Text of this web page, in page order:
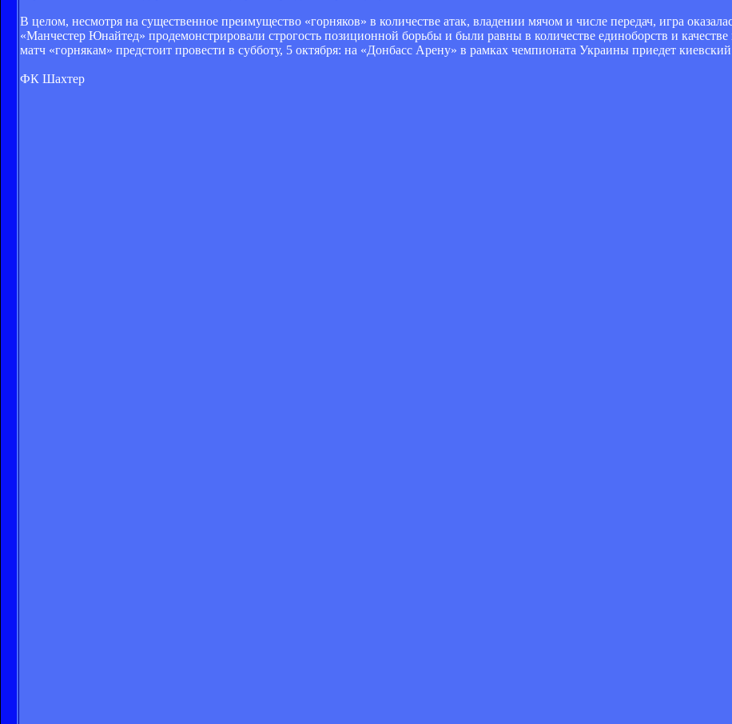
В целом, несмотря на существенное преимущество «горняков» в количестве атак, владении мячом и числе передач, игра
«Манчестер Юнайтед» продемонстрировали строгость позиционной борьбы и были равны в количестве единоборств и
матч «горнякам» предстоит провести в субботу, 5 октября: на «Донбасс Арену» в рамках чемпионата Украины приедет
ФК Шахтер